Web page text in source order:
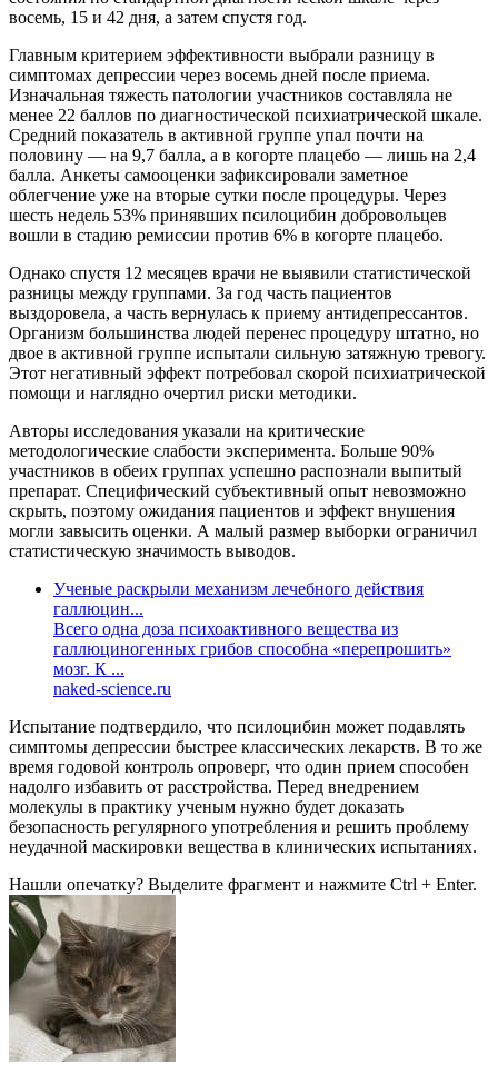
восемь, 15 и 42 дня, а затем спустя год.
Главным критерием эффективности выбрали разницу в
симптомах депрессии через восемь дней после приема.
Изначальная тяжесть патологии участников составляла не
менее 22 баллов по диагностической психиатрической шкале.
Средний показатель в активной группе упал почти на
половину — на 9,7 балла, а в когорте плацебо — лишь на 2,4
балла. Анкеты самооценки зафиксировали заметное
облегчение уже на вторые сутки после процедуры. Через
шесть недель 53% принявших псилоцибин добровольцев
вошли в стадию ремиссии против 6% в когорте плацебо.
Однако спустя 12 месяцев врачи не выявили статистической
разницы между группами. За год часть пациентов
выздоровела, а часть вернулась к приему антидепрессантов.
Организм большинства людей перенес процедуру штатно, но
двое в активной группе испытали сильную затяжную тревогу.
Этот негативный эффект потребовал скорой психиатрической
помощи и наглядно очертил риски методики.
Авторы исследования указали на критические
методологические слабости эксперимента. Больше 90%
участников в обеих группах успешно распознали выпитый
препарат. Специфический субъективный опыт невозможно
скрыть, поэтому ожидания пациентов и эффект внушения
могли завысить оценки. А малый размер выборки ограничил
статистическую значимость выводов.
Ученые раскрыли механизм лечебного действия
галлюцин...
Всего одна доза психоактивного вещества из
галлюциногенных грибов способна «перепрошить»
мозг. К ...
naked-science.ru
Испытание подтвердило, что псилоцибин может подавлять
симптомы депрессии быстрее классических лекарств. В то же
время годовой контроль опроверг, что один прием способен
надолго избавить от расстройства. Перед внедрением
молекулы в практику ученым нужно будет доказать
безопасность регулярного употребления и решить проблему
неудачной маскировки вещества в клинических испытаниях.
Нашли опечатку? Выделите фрагмент и нажмите Ctrl + Enter.